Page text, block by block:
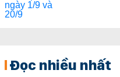
Đọc nhiều nhất